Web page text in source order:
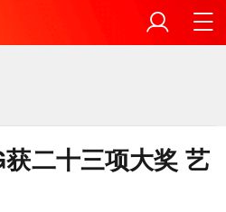
二十三项大奖 艺